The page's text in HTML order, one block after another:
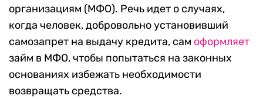
организациям (МФО). Речь идет о случаях,
когда человек, добровольно установивший
самозапрет на выдачу кредита, сам оформляет
займ в МФО, чтобы попытаться на законных
основаниях избежать необходимости
возвращать средства.